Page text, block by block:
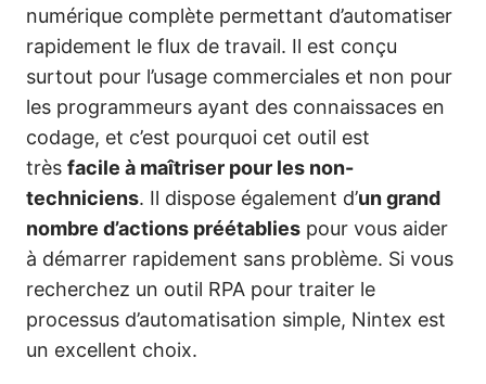
numérique complète permettant d’automatiser
rapidement le flux de travail. Il est conçu
surtout pour l’usage commerciales et non pour
les programmeurs ayant des connaissaces en
codage, et c’est pourquoi cet outil est
très facile à maîtriser pour les non-
techniciens. Il dispose également d’un grand
nombre d’actions préétablies pour vous aider
à démarrer rapidement sans problème. Si vous
recherchez un outil RPA pour traiter le
processus d’automatisation simple, Nintex est
un excellent choix.